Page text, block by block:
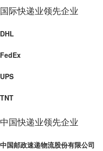
国际快递业领先企业
DHL
FedEx
UPS
TNT
中国快递业领先企业
中国邮政速递物流股份有限公司